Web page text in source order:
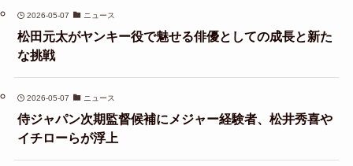
2026-05-07 ニュース
松田元太がヤンキー役で魅せる俳優としての成長と新た
な挑戦
2026-05-07 ニュース
侍ジャパン次期監督候補にメジャー経験者、松井秀喜や
イチローらが浮上